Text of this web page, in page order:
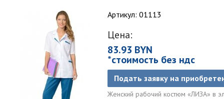
Артикул: 01113
Цена:
83.93 BYN
*стоимость без ндс
Подать заявку на
Женский рабочий костюм «ЛИЗА» в